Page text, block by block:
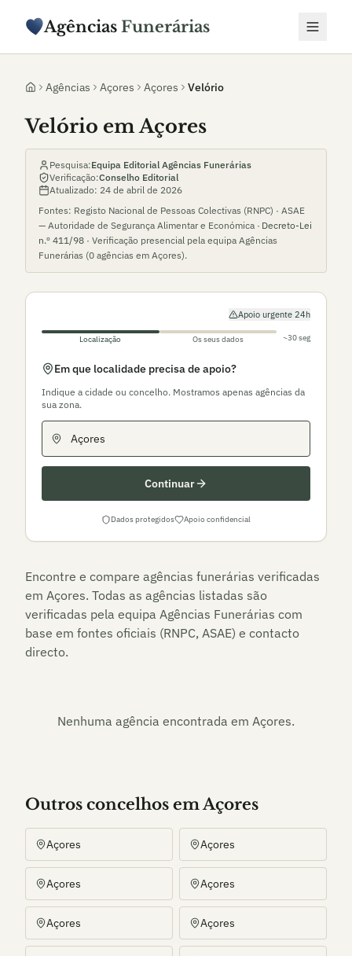
Agências Funerárias
Agências Açores Açores Velório
Velório em Açores
Pesquisa:Equipa Editorial Agências Funerárias
Verificação:Conselho Editorial
Atualizado: 24 de abril de 2026
Fontes: Registo Nacional de Pessoas Colectivas (RNPC) · ASAE
— Autoridade de Segurança Alimentar e Económica · Decreto-Lei
n.º 411/98 · Verificação presencial pela equipa Agências
Funerárias (0 agências em Açores).
Apoio urgente 24h
Localização Os seus dados ~30 seg
Em que localidade precisa de apoio?
Indique a cidade ou concelho. Mostramos apenas agências da
sua zona.
Continuar
Dados protegidos Apoio confidencial
Encontre e compare agências funerárias verificadas
em Açores. Todas as agências listadas são
verificadas pela equipa Agências Funerárias com
base em fontes oficiais (RNPC, ASAE) e contacto
directo.
Nenhuma agência encontrada em Açores.
Outros concelhos em Açores
Açores Açores
Açores Açores
Açores Açores